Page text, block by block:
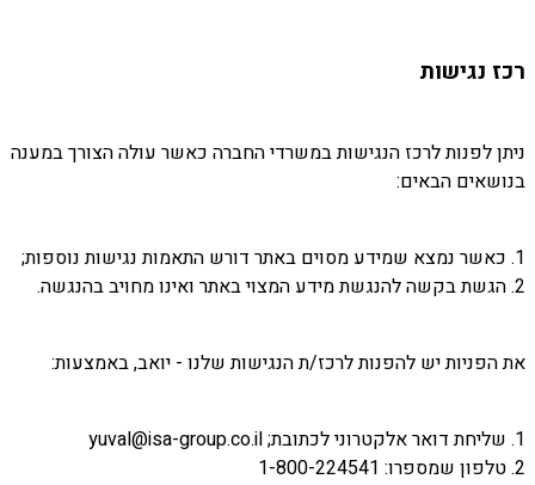
רכז נגישות
ניתן לפנות לרכז הנגישות במשרדי החברה כאשר עולה הצורך במענה
בנושאים הבאים:
1. כאשר נמצא שמידע מסוים באתר דורש התאמות נגישות נוספות;
2. הגשת בקשה להנגשת מידע המצוי באתר ואינו מחויב בהנגשה.
את הפניות יש להפנות לרכז/ת הנגישות שלנו - יואב, באמצעות:
1. שליחת דואר אלקטרוני לכתובת; yuval@isa-group.co.il
2. טלפון שמספרו: 1-800-224541